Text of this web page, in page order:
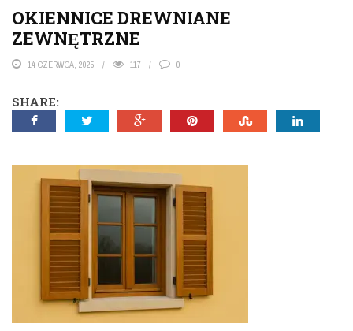
OKIENNICE DREWNIANE
ZEWNĘTRZNE
14 CZERWCA, 2025 117 0
SHARE: